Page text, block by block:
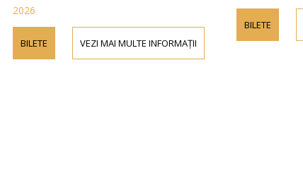
2026
BILETE VEZI MAI MULTE INFORMAȚII
BILETE